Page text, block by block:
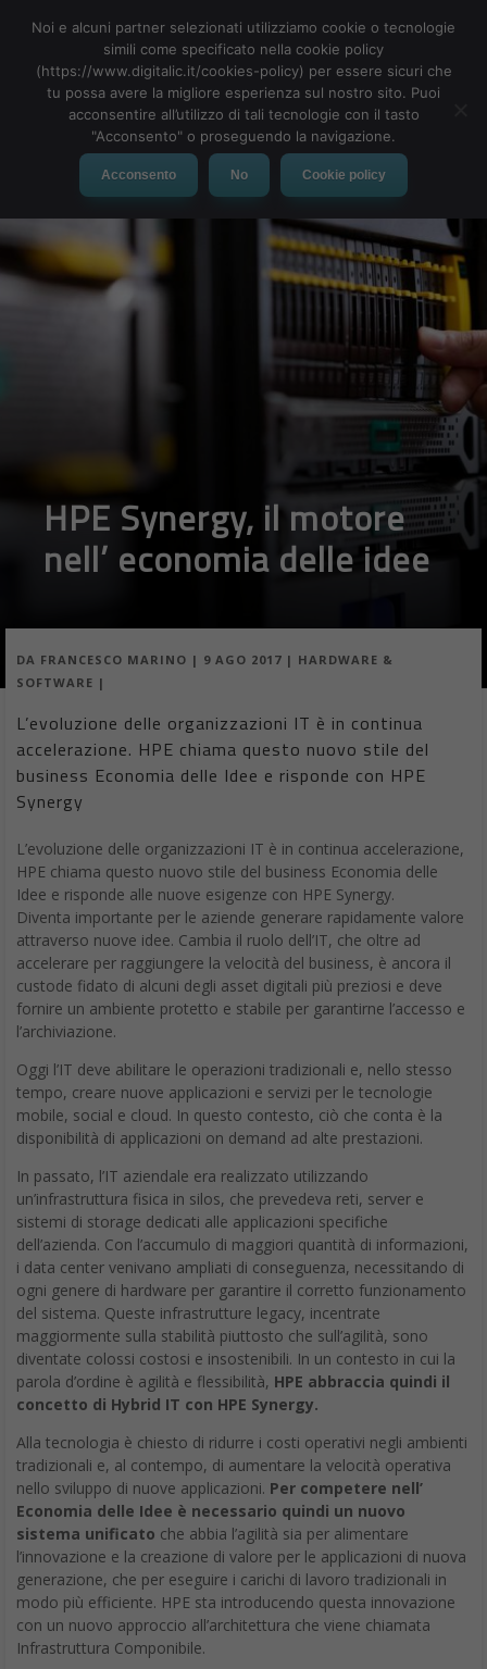
MENU
HPE Synergy, il motore
nell’ economia delle idee
DA FRANCESCO MARINO | 9 AGO 2017 | HARDWARE &
SOFTWARE |
L’evoluzione delle organizzazioni IT è in continua
accelerazione. HPE chiama questo nuovo stile del
business Economia delle Idee e risponde con HPE
Synergy
L’evoluzione delle organizzazioni IT è in continua accelerazione,
HPE chiama questo nuovo stile del business Economia delle
Idee e risponde alle nuove esigenze con HPE Synergy.
Diventa importante per le aziende generare rapidamente valore
attraverso nuove idee. Cambia il ruolo dell’IT, che oltre ad
accelerare per raggiungere la velocità del business, è ancora il
custode fidato di alcuni degli asset digitali più preziosi e deve
fornire un ambiente protetto e stabile per garantirne l’accesso e
l’archiviazione.
Oggi l’IT deve abilitare le operazioni tradizionali e, nello stesso
tempo, creare nuove applicazioni e servizi per le tecnologie
mobile, social e cloud. In questo contesto, ciò che conta è la
disponibilità di applicazioni on demand ad alte prestazioni.
In passato, l’IT aziendale era realizzato utilizzando
un’infrastruttura fisica in silos, che prevedeva reti, server e
sistemi di storage dedicati alle applicazioni specifiche
dell’azienda. Con l’accumulo di maggiori quantità di informazioni,
i data center venivano ampliati di conseguenza, necessitando di
ogni genere di hardware per garantire il corretto funzionamento
del sistema. Queste infrastrutture legacy, incentrate
maggiormente sulla stabilità piuttosto che sull’agilità, sono
diventate colossi costosi e insostenibili. In un contesto in cui la
parola d’ordine è agilità e flessibilità, HPE abbraccia quindi il
concetto di Hybrid IT con HPE Synergy.
Alla tecnologia è chiesto di ridurre i costi operativi negli ambienti
tradizionali e, al contempo, di aumentare la velocità operativa
nello sviluppo di nuove applicazioni. Per competere nell’
Economia delle Idee è necessario quindi un nuovo
sistema unificato che abbia l’agilità sia per alimentare
l’innovazione e la creazione di valore per le applicazioni di nuova
generazione, che per eseguire i carichi di lavoro tradizionali in
modo più efficiente. HPE sta introducendo questa innovazione
con un nuovo approccio all’architettura che viene chiamata
Infrastruttura Componibile.
Noi e alcuni partner selezionati utilizziamo cookie o tecnologie
simili come specificato nella cookie policy
(https://www.digitalic.it/cookies-policy) per essere sicuri che
tu possa avere la migliore esperienza sul nostro sito. Puoi
acconsentire all’utilizzo di tali tecnologie con il tasto
"Acconsento" o proseguendo la navigazione.
Acconsento No Cookie policy